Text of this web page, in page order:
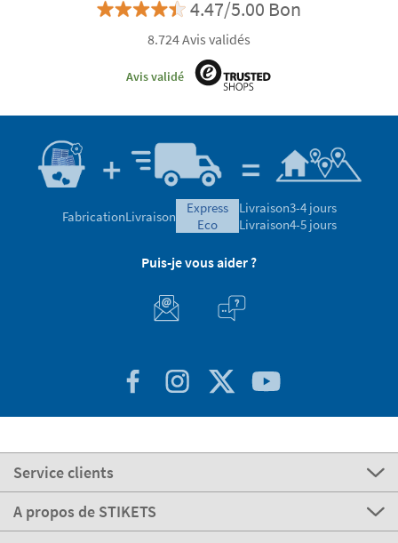
Découvrez les avantages d'être un client VIP
Satisfaction garantie
4.47/5.00 Bon
8.724 Avis validés
Avis validé
Puis-je vous aider ?